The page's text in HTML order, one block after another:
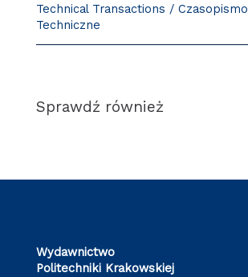
Technical Transactions / Czasopismo
Techniczne
Sprawdź również
Wydawnictwo
Politechniki Krakowskiej